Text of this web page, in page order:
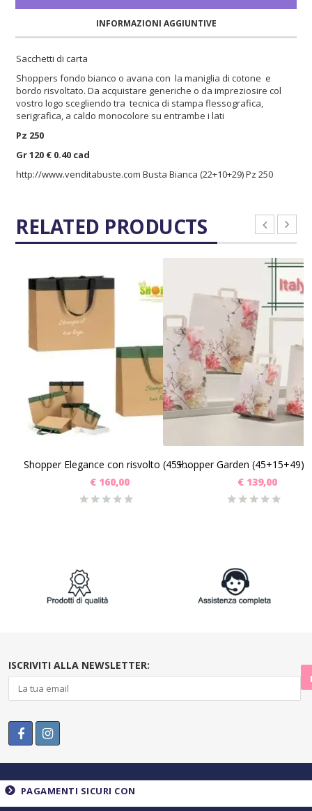
INFORMAZIONI AGGIUNTIVE
Sacchetti di carta
Shoppers fondo bianco o avana con la maniglia di cotone e
bordo risvoltato. Da acquistare generiche o da impreziosire col
vostro logo scegliendo tra tecnica di stampa flessografica,
serigrafica, a caldo monocolore su entrambe i lati
Pz 250
Gr 120 € 0.40 cad
http://www.venditabuste.com Busta Bianca (22+10+29) Pz 250
RELATED PRODUCTS
SCEGLI
Shopper Elegance con risvolto (45+15x35) Pz 100
€160,00
SCEGLI
Shopper Garden (45+15+49)
€139,00
ISCRIVITI ALLA NEWSLETTER:
PAGAMENTI SICURI CON